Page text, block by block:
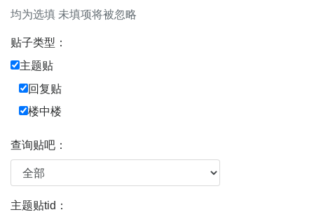
均为选填 未填项将被忽略
贴子类型：
主题贴
回复贴
楼中楼
查询贴吧：
主题贴tid：